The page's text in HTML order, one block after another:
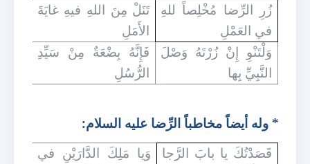
زُرِ الرِّضا مُخْلِصاً للهِ
في العَمْلِ
تَنَلْ مِنَ اللهِ فيهِ غايَةَ
الأَمَلِ
وَلْتَنْوِ إِنْ زُرْتَهُ وَصْلَ
النَّبِيِّ بِها
فَإِنَّهُ بِضْعَةٌ مِنْ سَيِّدِ
الرُّسُلِ
* وله أيضاً مخاطباً الرِّضا عليه السلام:
قَصَدْتُكَ يا بابَ الرَّجا
وَيا مَلِكَ الدَّارَيْنِ في